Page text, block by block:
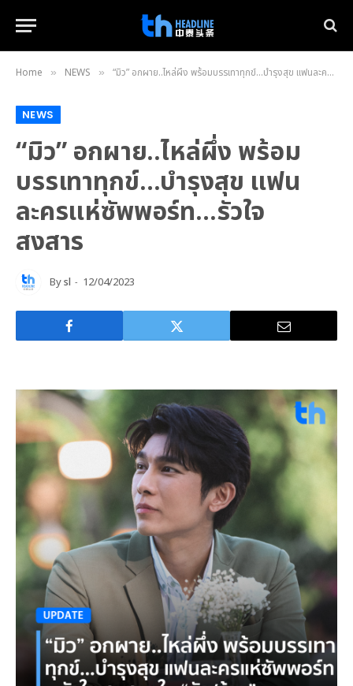
Home » NEWS » “มิว” อกผาย..ไหล่ผึ่ง พร้อมบรรเทาทุกข์…บำรุงสุข แฟนละครแห่ซัพพอร์ท…รัวใจ สงสาร
NEWS
“มิว” อกผาย..ไหล่ผึ่ง พร้อม
บรรเทาทุกข์…บำรุงสุข แฟน
ละครแห่ซัพพอร์ท…รัวใจ
สงสาร
Bysl 12/04/2023